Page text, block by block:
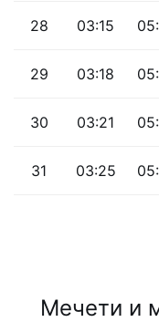
28 03:15
29 03:18
30 03:21
31 03:25
Мечети и